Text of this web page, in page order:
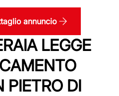
annuncio
LEGGE
PIETRO DI